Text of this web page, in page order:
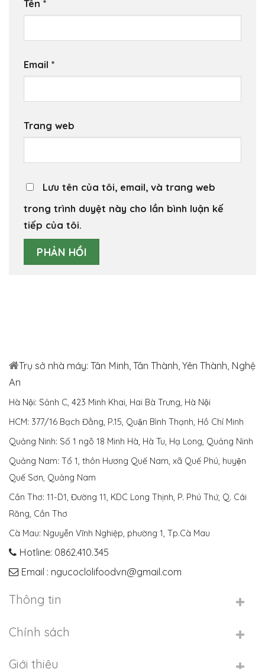
Tên *
Email *
Trang web
Lưu tên của tôi, email, và trang web
trong trình duyệt này cho lần bình luận kế
tiếp của tôi.
Trụ sở nhà máy: Tân Minh, Tân Thành, Yên Thành, Nghệ
An
Hà Nội: Sảnh C, 423 Minh Khai, Hai Bà Trưng, Hà Nội
HCM: 377/16 Bạch Đằng, P.15, Quận Bình Thạnh, Hồ Chí Minh
Quảng Ninh: Số 1 ngõ 18 Minh Hà, Hà Tu, Hạ Long, Quảng Ninh
Quảng Nam: Tổ 1, thôn Hương Quế Nam, xã Quế Phú, huyện
Quế Sơn, Quảng Nam
Cần Thơ: 11-D1, Đường 11, KDC Long Thịnh, P. Phú Thứ, Q. Cái
Răng, Cần Thơ
Cà Mau: Nguyễn Vĩnh Nghiệp, phường 1, Tp.Cà Mau
Hotline: 0862.410.345
Email : ngucoclolifoodvn@gmail.com
Thông tin
Chính sách
Giới thiệu